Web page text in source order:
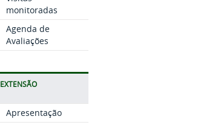
monitoradas
Agenda de
Avaliações
EXTENSÃO
Apresentação